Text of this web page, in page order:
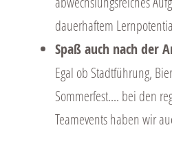
dauerhaftem
Spaß auch nach der
Egal ob Stadtführung,
Sommerfest.... bei den
Teamevents haben wir